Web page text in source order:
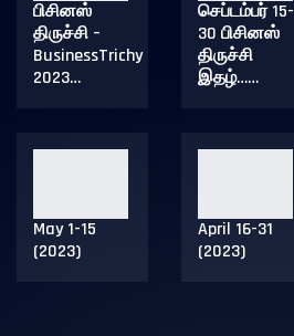
பிசினஸ்
திருச்சி –
BusinessTrichy
2023…
செப்டம்பர் 15-
30 பிசினஸ்
திருச்சி
இதழ்……
May 1-15
(2023)
April 16-31
(2023)